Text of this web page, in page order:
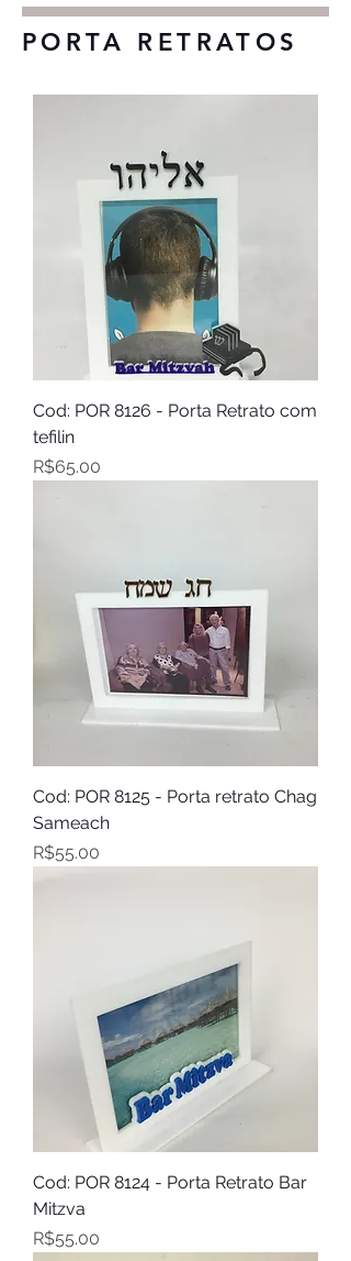
PORTA RETRATOS
Cod: POR 8126 - Porta Retrato com
tefilin
Price
R$65.00
Cod: POR 8125 - Porta retrato Chag
Sameach
Price
R$55.00
Cod: POR 8124 - Porta Retrato Bar
Mitzva
Price
R$55.00